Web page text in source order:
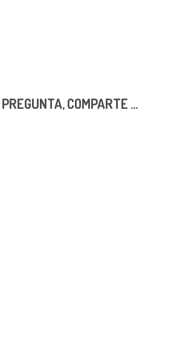
COMPARTE ...